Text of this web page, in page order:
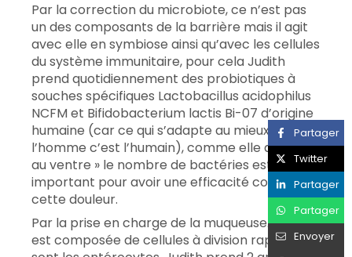
Par la correction du microbiote, ce n’est pas
un des composants de la barrière mais il agit
avec elle en symbiose ainsi qu’avec les cellules
du système immunitaire, pour cela Judith
prend quotidiennement des probiotiques à
souches spécifiques Lactobacillus acidophilus
NCFM et Bifidobacterium lactis Bi-07 d’origine
humaine (car ce qui s’adapte au mieux à
l’homme c’est l’humain), comme elle a mal «
au ventre » le nombre de bactéries est
important pour avoir une efficacité contre
cette douleur.
Par la prise en charge de la muqueuse. Celle ci
est composée de cellules à division rapide que
Partager
Twitter
Partager
Partager
Envoyer